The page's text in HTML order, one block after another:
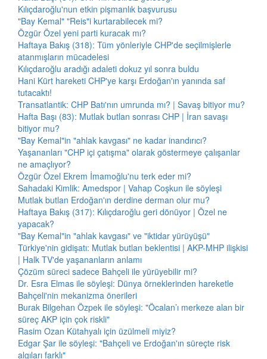
Kılıçdaroğlu'nun etkin pişmanlık başvurusu
"Bay Kemal" "Reis"i kurtarabilecek mi?
Özgür Özel yeni parti kuracak mı?
Haftaya Bakış (318): Tüm yönleriyle CHP'de seçilmişlerle
atanmışların mücadelesi
Kılıçdaroğlu aradığı adaleti dokuz yıl sonra buldu
Hani Kürt hareketi CHP'ye karşı Erdoğan'ın yanında saf
tutacaktı!
Transatlantik: CHP Batı'nın umrunda mı? | Savaş bitiyor mu?
Hafta Başı (83): Mutlak butlan sonrası CHP | İran savaşı
bitiyor mu?
"Bay Kemal"in "ahlak kavgası" ne kadar inandırıcı?
Yaşananları "CHP içi çatışma" olarak göstermeye çalışanlar
ne amaçlıyor?
Özgür Özel Ekrem İmamoğlu'nu terk eder mi?
Sahadaki Kimlik: Amedspor | Vahap Coşkun ile söyleşi
Mutlak butlan Erdoğan'ın derdine derman olur mu?
Haftaya Bakış (317): Kılıçdaroğlu geri dönüyor | Özel ne
yapacak?
"Bay Kemal"in "ahlak kavgası" ve "iktidar yürüyüşü"
Türkiye'nin gidişatı: Mutlak butlan beklentisi | AKP-MHP ilişkisi
| Halk TV'de yaşananların anlamı
Çözüm süreci sadece Bahçeli ile yürüyebilir mi?
Dr. Esra Elmas ile söyleşi: Dünya örneklerinden hareketle
Bahçeli'nin mekanizma önerileri
Burak Bilgehan Özpek ile söyleşi: "Öcalan’ı merkeze alan bir
süreç AKP için çok riskli"
Rasim Ozan Kütahyalı için üzülmeli miyiz?
Edgar Şar ile söyleşi: "Bahçeli ve Erdoğan'ın süreçte risk
algıları farklı"